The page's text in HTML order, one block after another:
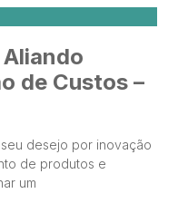
de Custos –
desejo por inovação
de produtos e
um